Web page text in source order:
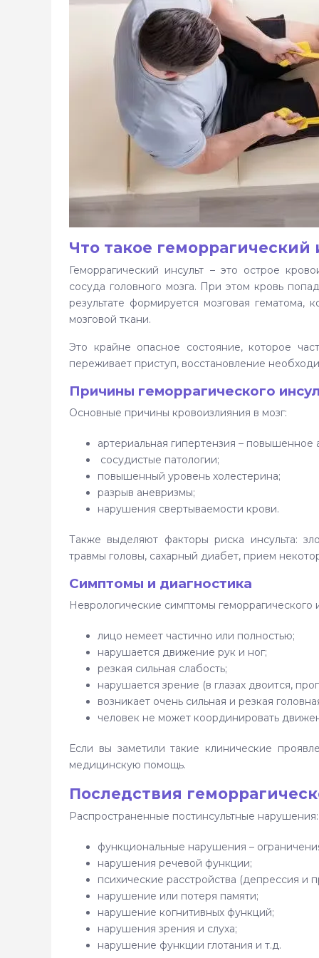
Что такое геморрагический
Геморрагический инсульт – это острое
сосуда головного мозга. При этом кровь
результате формируется мозговая
мозговой ткани.
Это крайне опасное состояние, которое
переживает приступ, восстановление
Причины геморрагического
Основные причины кровоизлияния в мозг:
артериальная гипертензия – повышенное
сосудистые патологии;
повышенный уровень холестерина;
разрыв аневризмы;
нарушения свертываемости крови.
Также выделяют факторы риска инсульта:
травмы головы, сахарный диабет, прием
Симптомы и диагностика
Неврологические симптомы геморрагического
лицо немеет частично или полностью;
нарушается движение рук и ног;
резкая сильная слабость;
нарушается зрение (в глазах двоится,
возникает очень сильная и резкая
человек не может координировать
Если вы заметили такие клинические
медицинскую помощь.
Последствия
Распространенные постинсультные нарушения:
функциональные нарушения –
нарушения речевой функции;
психические расстройства (депрессия и
нарушение или потеря памяти;
нарушение когнитивных функций;
нарушения зрения и слуха;
нарушение функции глотания и т.д.